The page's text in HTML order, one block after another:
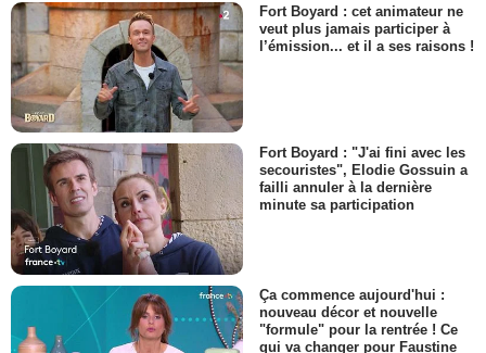
Fort Boyard : cet animateur ne
veut plus jamais participer à
l’émission... et il a ses raisons !
Fort Boyard : "J'ai fini avec les
secouristes", Elodie Gossuin a
failli annuler à la dernière
minute sa participation
Ça commence aujourd'hui :
nouveau décor et nouvelle
"formule" pour la rentrée ! Ce
qui va changer pour Faustine